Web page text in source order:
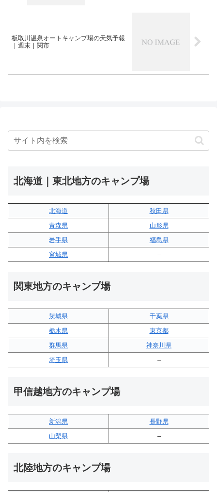
板取川温泉オートキャンプ場の天気予報
｜週末｜関市
北海道｜東北地方のキャンプ場
北海道
秋田県
青森県
山形県
岩手県
福島県
宮城県
–
関東地方のキャンプ場
茨城県
千葉県
栃木県
東京都
群馬県
神奈川県
埼玉県
–
甲信越地方のキャンプ場
新潟県
長野県
山梨県
–
北陸地方のキャンプ場